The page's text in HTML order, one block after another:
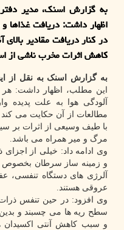
به گزارش اسنک، مدیر
اظهار داشت: دریافت غذاها
در کنار دریافت مقادیر
کاهش اثرات مخرب ناشی از
به گزارش اسنک به نقل از
این مطلب، اظهار داشت:
آلودگی هوا به علت پدیده
مطالعات از آن حکایت می
با طیف وسیعی از اثرات بر
مرگ و میر همراه می باشد.
وی ادامه داد: خیلی از
و زمینه ساز سرطان بخصوص
آلرژی های دستگاه تنفسی،
عروقی هستند.
وی افزود: در حین تنفس
سطح ریه ها می چسبند و بدین
و سبب کاهش آنتی اکسیدان